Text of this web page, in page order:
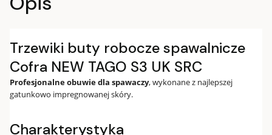
Trzewiki buty robocze spawalnicze
Cofra NEW TAGO S3 UK SRC
Profesjonalne obuwie dla spawaczy, wykonane z najlepszej
gatunkowo impregnowanej skóry.
Charakterystyka